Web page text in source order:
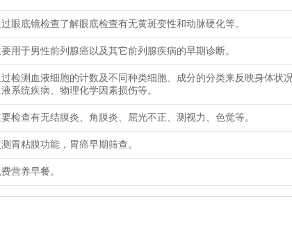
眼底镜检查了解眼底检查有无黄斑变性和动脉硬化等。
要用于男性前列腺癌以及其它前列腺疾病的早期诊断。
检测血液细胞的计数及不同种类细胞、成分的分类来反映身体状
液系统疾病、物理化学因素损伤等。
要检查有无结膜炎、角膜炎、屈光不正、测视力、色觉等。
胃粘膜功能，胃癌早期筛查。
营养早餐。